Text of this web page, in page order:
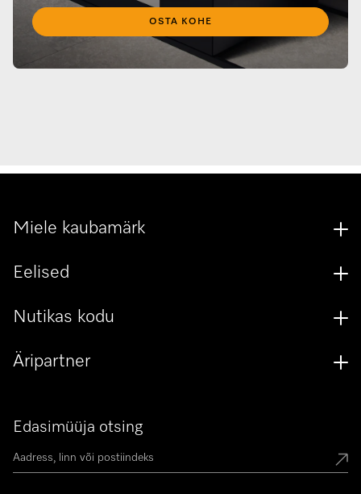
OSTA KOHE
Edasimüüja otsing
Miele kaubamärk
Eelised
Nutikas kodu
Äripartner